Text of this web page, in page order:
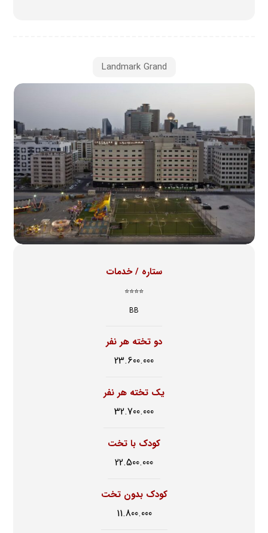
Landmark Grand
ستاره / خدمات
⭐⭐⭐⭐
BB
دو تخته هر نفر
23.600.000
یک تخته هر نفر
32.700.000
کودک با تخت
22.500.000
کودک بدون تخت
11.800.000